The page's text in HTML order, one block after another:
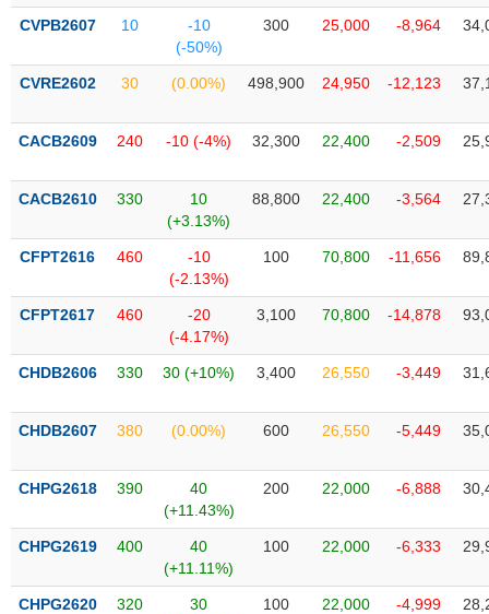
liệu
Tâm
lý
CVPB2607 10
-10
(-50%)
300 25,000 -8,964
CVRE2602 30 (0.00%) 498,900 24,950 -12,123
CACB2609 240 -10 (-4%) 32,300 22,400 -2,509
CACB2610 330
10
(+3.13%)
88,800 22,400 -3,564
CFPT2616 460
-10
(-2.13%)
100 70,800 -11,656
CFPT2617 460
-20
(-4.17%)
3,100 70,800 -14,878
CHDB2606 330 30 (+10%) 3,400 26,550 -3,449
CHDB2607 380 (0.00%) 600 26,550 -5,449
CHPG2618 390
40
(+11.43%)
200 22,000 -6,888
CHPG2619 400
40
(+11.11%)
100 22,000 -6,333
CHPG2620 320
30
100 22,000 -4,999
TIÊU
KHÔNG
YẾU
TIÊU
DÙNG
CHĂM
SÓC
KHỎE